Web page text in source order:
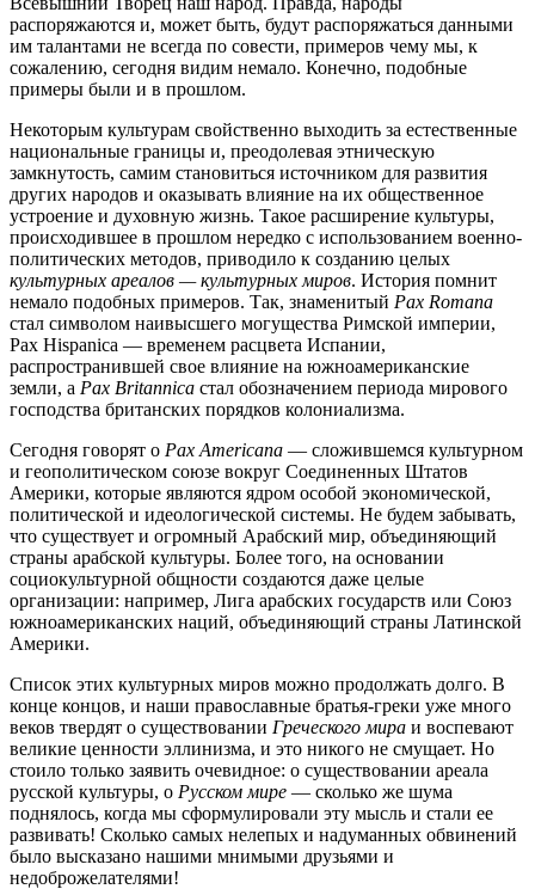
распоряжаются и, может быть, будут распоряжаться данными
им талантами не всегда по совести, примеров чему мы, к
сожалению, сегодня видим немало. Конечно, подобные
примеры были и в прошлом.
Некоторым культурам свойственно выходить за естественные
национальные границы и, преодолевая этническую
замкнутость, самим становиться источником для развития
других народов и оказывать влияние на их общественное
устроение и духовную жизнь. Такое расширение культуры,
происходившее в прошлом нередко с использованием военно-
политических методов, приводило к созданию целых
культурных ареалов — культурных миров. История помнит
немало подобных примеров. Так, знаменитый Pax Romana
стал символом наивысшего могущества Римской империи,
Pax Hispanica — временем расцвета Испании,
распространившей свое влияние на южноамериканские
земли, а Pax Britannica стал обозначением периода мирового
господства британских порядков колониализма.
Сегодня говорят о Pax Americana — сложившемся культурном
и геополитическом союзе вокруг Соединенных Штатов
Америки, которые являются ядром особой экономической,
политической и идеологической системы. Не будем забывать,
что существует и огромный Арабский мир, объединяющий
страны арабской культуры. Более того, на основании
социокультурной общности создаются даже целые
организации: например, Лига арабских государств или Союз
южноамериканских наций, объединяющий страны Латинской
Америки.
Список этих культурных миров можно продолжать долго. В
конце концов, и наши православные братья-греки уже много
веков твердят о существовании Греческого мира и воспевают
великие ценности эллинизма, и это никого не смущает. Но
стоило только заявить очевидное: о существовании ареала
русской культуры, о Русском мире — сколько же шума
поднялось, когда мы сформулировали эту мысль и стали ее
развивать! Сколько самых нелепых и надуманных обвинений
было высказано нашими мнимыми друзьями и
недоброжелателями!